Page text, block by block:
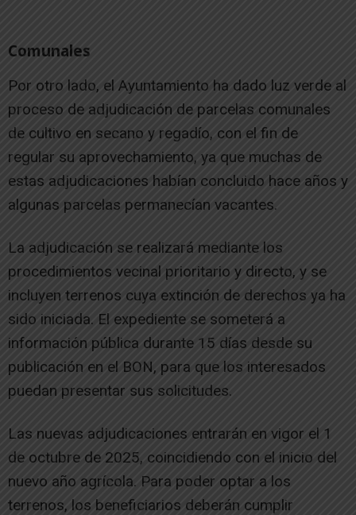
Comunales
Por otro lado, el Ayuntamiento ha dado luz verde al
proceso de adjudicación de parcelas comunales
de cultivo en secano y regadío, con el fin de
regular su aprovechamiento, ya que muchas de
estas adjudicaciones habían concluido hace años y
algunas parcelas permanecían vacantes.
La adjudicación se realizará mediante los
procedimientos vecinal prioritario y directo, y se
incluyen terrenos cuya extinción de derechos ya ha
sido iniciada. El expediente se someterá a
información pública durante 15 días desde su
publicación en el BON, para que los interesados
puedan presentar sus solicitudes.
Las nuevas adjudicaciones entrarán en vigor el 1
de octubre de 2025, coincidiendo con el inicio del
nuevo año agrícola. Para poder optar a los
terrenos, los beneficiarios deberán cumplir